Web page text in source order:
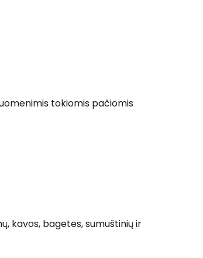
tokiomis pačiomis
kavos, bagetės, sumuštinių ir